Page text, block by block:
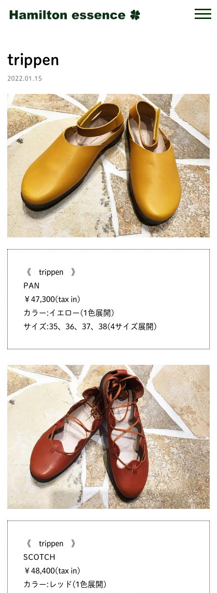
trippen
2022.01.15
《 trippen 》
PAN
￥47,300(tax in)
カラー:イエロー(1色展開)
サイズ:35、36、37、38(4サイズ展開)
《 trippen 》
SCOTCH
￥48,400(tax in)
カラー:レッド(1色展開)